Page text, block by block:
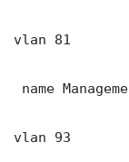
vlan 81
name
vlan 93